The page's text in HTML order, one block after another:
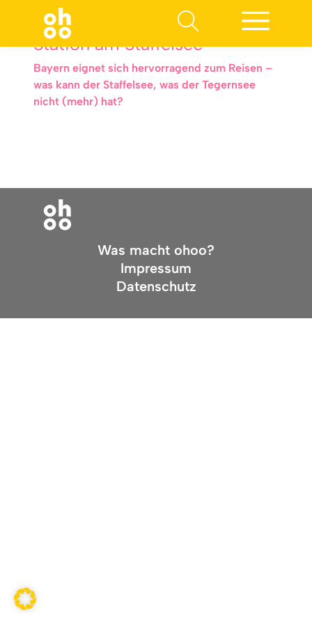
Station am Staffelsee
Bayern eignet sich hervorragend zum Reisen –
was kann der Staffelsee, was der Tegernsee
nicht (mehr) hat?
Was macht ohoo?
Impressum
Datenschutz